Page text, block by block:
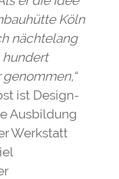
Köln
nächtelang
hundert
ist Design-
Ausbildung
Werkstatt